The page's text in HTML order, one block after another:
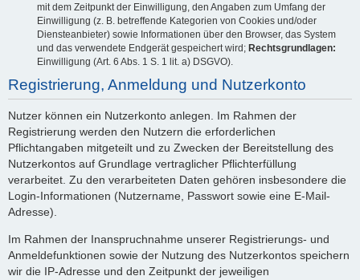
mit dem Zeitpunkt der Einwilligung, den Angaben zum Umfang der
Einwilligung (z. B. betreffende Kategorien von Cookies und/oder
Diensteanbieter) sowie Informationen über den Browser, das System
und das verwendete Endgerät gespeichert wird; Rechtsgrundlagen:
Einwilligung (Art. 6 Abs. 1 S. 1 lit. a) DSGVO).
Registrierung, Anmeldung und Nutzerkonto
Nutzer können ein Nutzerkonto anlegen. Im Rahmen der
Registrierung werden den Nutzern die erforderlichen
Pflichtangaben mitgeteilt und zu Zwecken der Bereitstellung des
Nutzerkontos auf Grundlage vertraglicher Pflichterfüllung
verarbeitet. Zu den verarbeiteten Daten gehören insbesondere die
Login-Informationen (Nutzername, Passwort sowie eine E-Mail-
Adresse).
Im Rahmen der Inanspruchnahme unserer Registrierungs- und
Anmeldefunktionen sowie der Nutzung des Nutzerkontos speichern
wir die IP-Adresse und den Zeitpunkt der jeweiligen